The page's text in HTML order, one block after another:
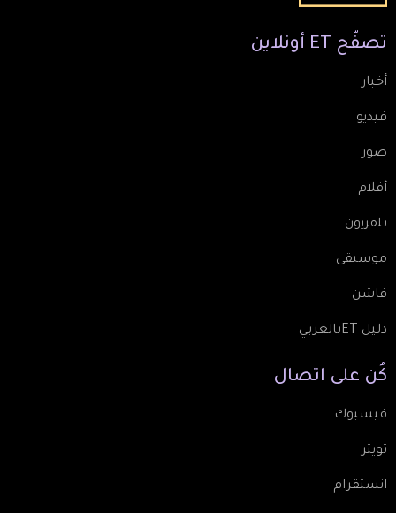
تصفّح ET أونلاين
أخبار
فيديو
صور
أفلام
تلفزيون
موسيقى
فاشن
دليل ETبالعربي
كُن على اتصال
فيسبوك
تويتر
انستقرام